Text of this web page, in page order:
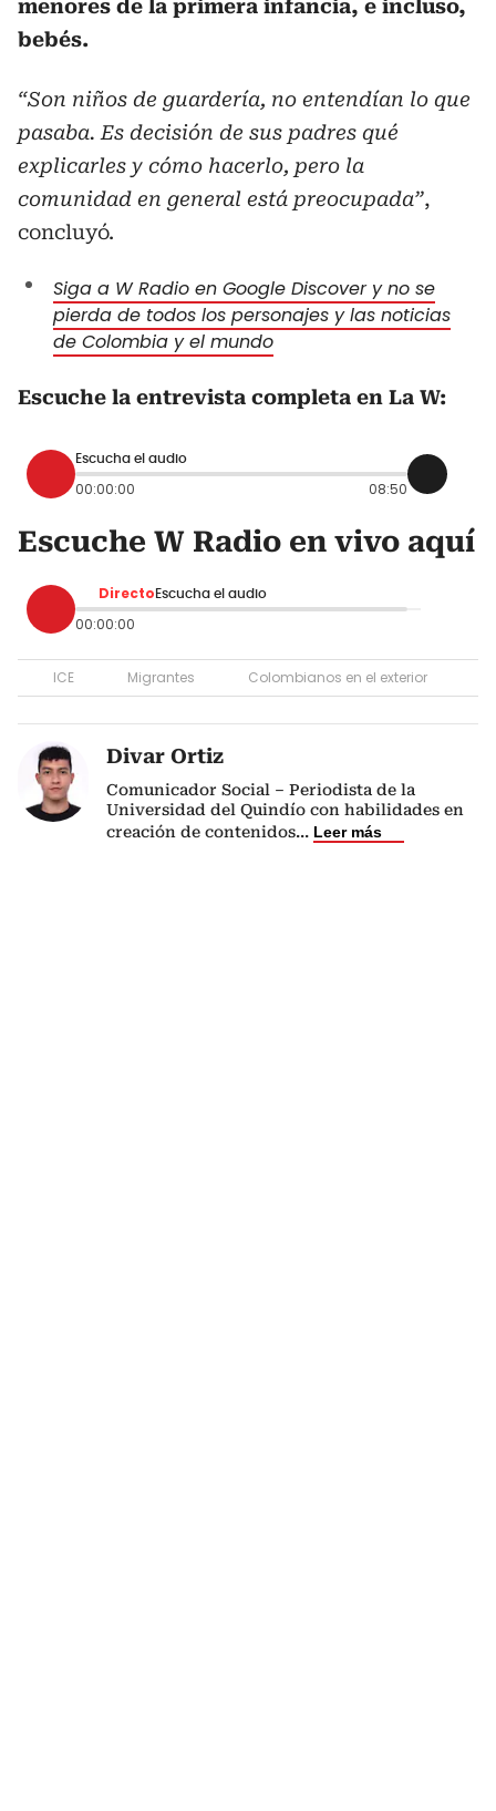
menores de la primera infancia, e incluso,
bebés.
“Son niños de guardería, no entendían lo que
pasaba. Es decisión de sus padres qué
explicarles y cómo hacerlo, pero la
comunidad en general está preocupada”,
concluyó.
Siga a W Radio en Google Discover y no se
pierda de todos los personajes y las noticias
de Colombia y el mundo
Escuche la entrevista completa en La W:
Escucha el audio
00:00:00 08:50
Escuche W Radio en vivo aquí
Directo Escucha el audio
00:00:00
ICE Migrantes Colombianos en el exterior
Divar Ortiz
Comunicador Social – Periodista de la
Universidad del Quindío con habilidades en
creación de contenidos... Leer más